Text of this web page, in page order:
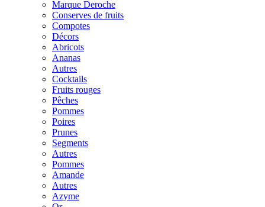
Marque Deroche
Conserves de fruits
Compotes
Décors
Abricots
Ananas
Autres
Cocktails
Fruits rouges
Pêches
Pommes
Poires
Prunes
Segments
Autres
Pommes
Amande
Autres
Azyme